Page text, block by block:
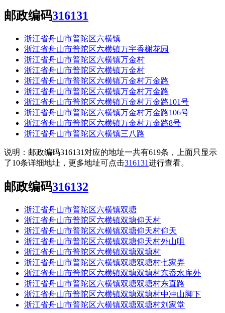
邮政编码316131
浙江省舟山市普陀区六横镇
浙江省舟山市普陀区六横镇万宇香榭花园
浙江省舟山市普陀区六横镇万金村
浙江省舟山市普陀区六横镇万金村
浙江省舟山市普陀区六横镇万金村万金路
浙江省舟山市普陀区六横镇万金村万金路
浙江省舟山市普陀区六横镇万金村万金路101号
浙江省舟山市普陀区六横镇万金村万金路106号
浙江省舟山市普陀区六横镇万金村万金路8号
浙江省舟山市普陀区六横镇三八路
说明：邮政编码316131对应的地址一共有619条，上面只显示
了10条详细地址，更多地址可点击316131进行查看。
邮政编码316132
浙江省舟山市普陀区六横镇双塘
浙江省舟山市普陀区六横镇双塘仰天村
浙江省舟山市普陀区六横镇双塘仰天村仰天
浙江省舟山市普陀区六横镇双塘仰天村外山咀
浙江省舟山市普陀区六横镇双塘双塘村
浙江省舟山市普陀区六横镇双塘双塘村七家弄
浙江省舟山市普陀区六横镇双塘双塘村东岙水库外
浙江省舟山市普陀区六横镇双塘双塘村东直路
浙江省舟山市普陀区六横镇双塘双塘村中冲山脚下
浙江省舟山市普陀区六横镇双塘双塘村刘家堂